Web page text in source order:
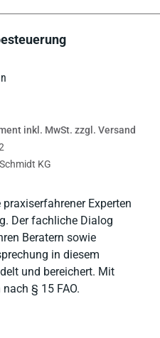
Experten
Der fachliche Dialog
Beratern sowie
in diesem
und bereichert. Mit
§ 15 FAO.
inkl. MwSt. zzgl. Versand
KG